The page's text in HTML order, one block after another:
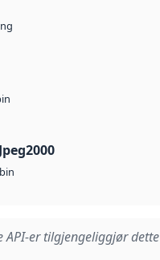
bin
API-er tilgjengeliggjør dette